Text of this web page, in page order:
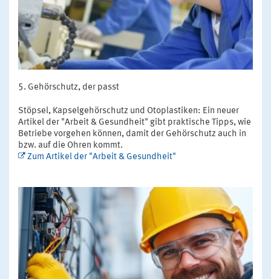
Gehörschutz, der passt
Stöpsel, Kapselgehörschutz und Otoplastiken: Ein neuer
Artikel der "Arbeit & Gesundheit" gibt praktische Tipps, wie
Betriebe vorgehen können, damit der Gehörschutz auch in
bzw. auf die Ohren kommt.
Zum Artikel der "Arbeit & Gesundheit"